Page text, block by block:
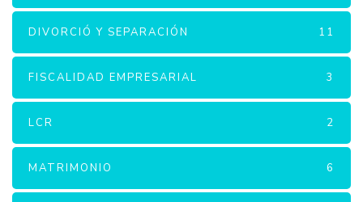
DIVORCIÓ Y SEPARACIÓN 11
FISCALIDAD EMPRESARIAL 3
LCR 2
MATRIMONIO 6